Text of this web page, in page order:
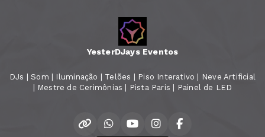
YesterDJays Eventos
DJs | Som | Iluminação | Telões | Piso Interativo | Neve Artificial
| Mestre de Cerimônias | Pista Paris | Painel de LED